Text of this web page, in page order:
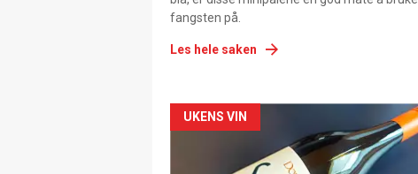
fangsten på.
Les hele saken
Forsiden
akkurat
UKENS VIN